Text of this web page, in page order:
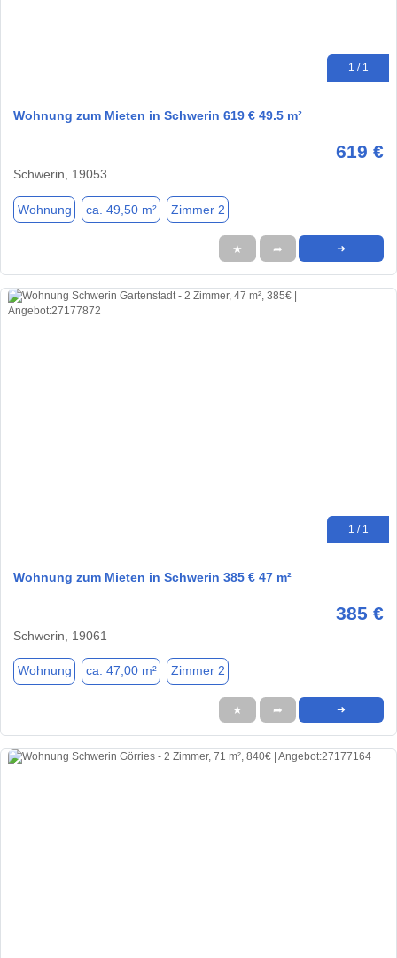
1 / 1
Wohnung zum Mieten in Schwerin 619 € 49.5 m²
619 €
Schwerin, 19053
Wohnung ca. 49,50 m² Zimmer 2
★ ➦ ➜
1 / 1
Wohnung zum Mieten in Schwerin 385 € 47 m²
385 €
Schwerin, 19061
Wohnung ca. 47,00 m² Zimmer 2
★ ➦ ➜